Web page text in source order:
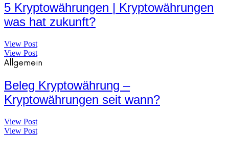
5 Kryptowährungen | Kryptowährungen
was hat zukunft?
View Post
View Post
Allgemein
Beleg Kryptowährung –
Kryptowährungen seit wann?
View Post
View Post